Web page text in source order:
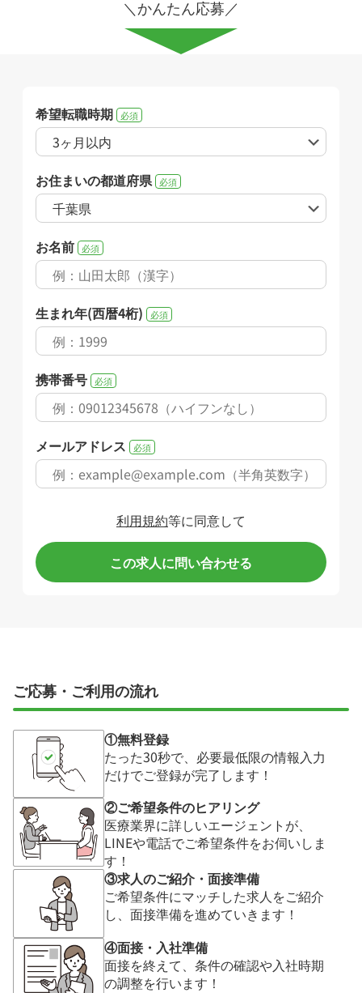
＼かんたん応募／
希望転職時期 必須
お住まいの都道府県 必須
お名前 必須
生まれ年(西暦4桁) 必須
携帯番号 必須
メールアドレス 必須
利用規約等に同意して
この求人に問い合わせる
ご応募・ご利用の流れ
①無料登録
たった30秒で、必要最低限の情報入力
だけでご登録が完了します！
②ご希望条件のヒアリング
医療業界に詳しいエージェントが、
LINEや電話でご希望条件をお伺いしま
す！
③求人のご紹介・面接準備
ご希望条件にマッチした求人をご紹介
し、面接準備を進めていきます！
④面接・入社準備
面接を終えて、条件の確認や入社時期
の調整を行います！